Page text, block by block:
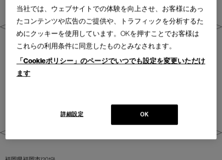
SUPPORT
SHOPS
CATALOGUES
PROFESSIONAL
当社では、ウェブサイトでの体験を向上させ、お客様にあっ
たコンテンツや広告のご提供や、トラフィックを分析するた
めにクッキーを使用しています。OKを押すことでお客様は
これらの利用条件に同意したものとみなされます。
「Cookieポリシー」のページでいつでも設定を変更いただけ
ます
OK
詳細設定